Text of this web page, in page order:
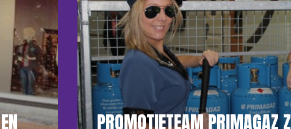
PROMOTIETEAM PRIMAGAZ